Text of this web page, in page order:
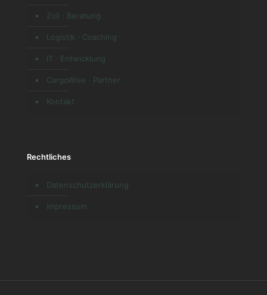
Zoll · Beratung
Logistik · Coaching
IT · Entwicklung
CargoWise · Partner
Kontakt
Rechtliches
Datenschutzerklärung
Impressum